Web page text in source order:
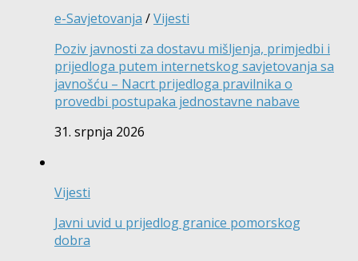
e-Savjetovanja /Vijesti
Poziv javnosti za dostavu mišljenja, primjedbi i
prijedloga putem internetskog savjetovanja sa
javnošću – Nacrt prijedloga pravilnika o
provedbi postupaka jednostavne nabave
31. srpnja 2026
Vijesti
Javni uvid u prijedlog granice pomorskog
dobra